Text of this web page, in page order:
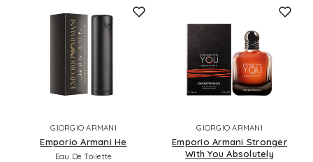
GIORGIO ARMANI
Emporio Armani He
Eau De Toilette
GIORGIO ARMANI
Emporio Armani Stronger
With You Absolutely